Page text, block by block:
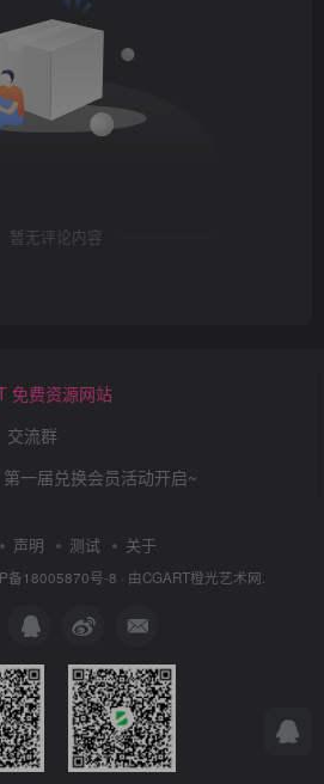
暂无评论内容
免费资源网站
交流群
一届兑换会员活动开启~
声明 测试 关于
备18005870号-8 · 由CGART橙光艺术网.